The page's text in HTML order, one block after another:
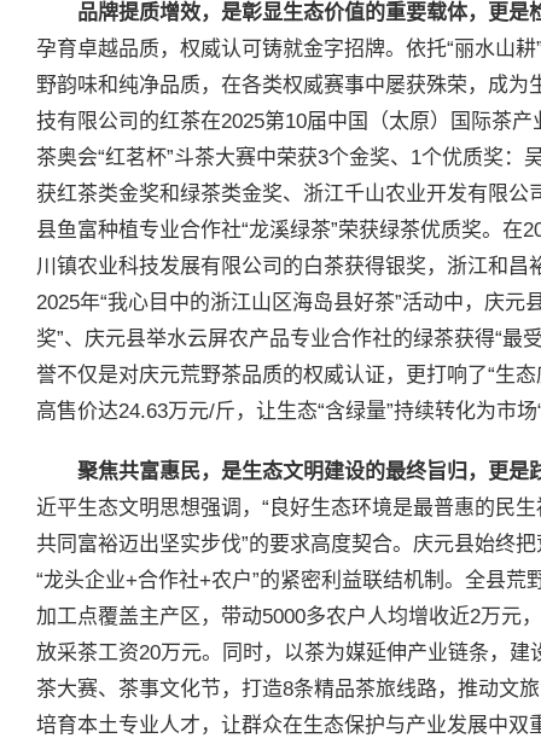
品牌提质增效，是彰显生态价值的重要载体，更是
孕育卓越品质，权威认可铸就金字招牌。依托“丽水山
野韵味和纯净品质，在各类权威赛事中屡获殊荣，成
技有限公司的红茶在2025第10届中国（太原）国际茶
茶奥会“红茗杯”斗茶大赛中荣获3个金奖、1个优质奖：
获红茶类金奖和绿茶类金奖、浙江千山农业开发有限公
县鱼富种植专业合作社“龙溪绿茶”荣获绿茶优质奖。在
川镇农业科技发展有限公司的白茶获得银奖，浙江和
2025年“我心目中的浙江山区海岛县好茶”活动中，庆元
奖”、庆元县举水云屏农产品专业合作社的绿茶获得“最
誉不仅是对庆元荒野茶品质的权威认证，更打响了“生
高售价达24.63万元/斤，让生态“含绿量”持续转化为市场
聚焦共富惠民，是生态文明建设的最终旨归，更
近平生态文明思想强调，“良好生态环境是最普惠的民
共同富裕迈出坚实步伐”的要求高度契合。庆元县始终
“龙头企业+合作社+农户”的紧密利益联结机制。全县
加工点覆盖主产区，带动5000多农户人均增收近2万元
放采茶工资20万元。同时，以茶为媒延伸产业链条，
茶大赛、茶事文化节，打造8条精品茶旅线路，推动文
培育本土专业人才，让群众在生态保护与产业发展中